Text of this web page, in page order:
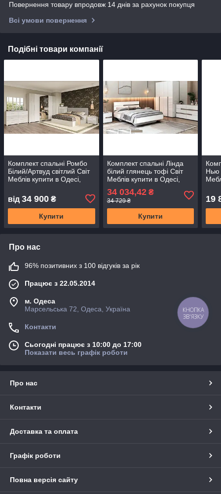
Повернення товару впродовж 14 днів за рахунок покупця
Всі умови повернення
Подібні товари компанії
Комплект спальні Ромбо
Білий/Артвуд світлий Свiт
Меблiв купити в Одесі,
від 34 900 ₴
Купити
Комплект спальні Лінда
білий глянець тофі Світ
Меблів купити в Одесі,
34 034,42₴
34 729 ₴
Купити
Нью
19
Про нас
96% позитивних з 100 відгуків за рік
Працює з 22.05.2014
м. Одеса
Марсельська 72, Одеса, Україна
Контакти
Сьогодні працює з 10:00 до 17:00
Показати весь графік роботи
Про нас
Контакти
Доставка та оплата
Графік роботи
Повна версія сайту